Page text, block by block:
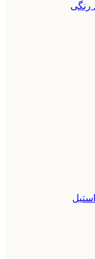
رنگی